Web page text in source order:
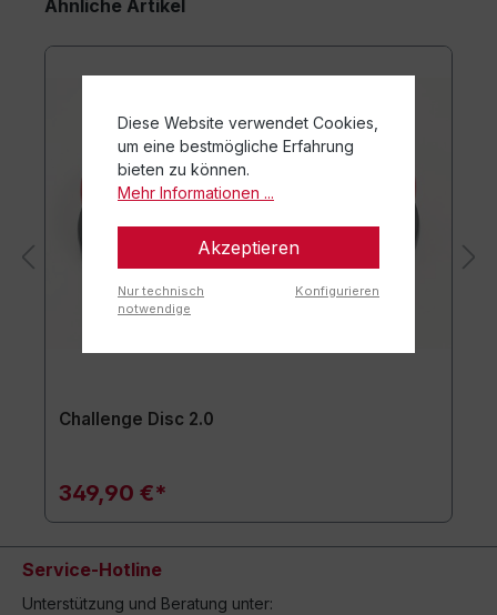
Ähnliche Artikel
Challenge Disc 2.0
349,90 €*
Service-Hotline
Unterstützung und Beratung unter:
Diese Website verwendet Cookies,
um eine bestmögliche Erfahrung
bieten zu können.
Mehr Informationen ...
Akzeptieren
Nur technisch
notwendige
Konfigurieren